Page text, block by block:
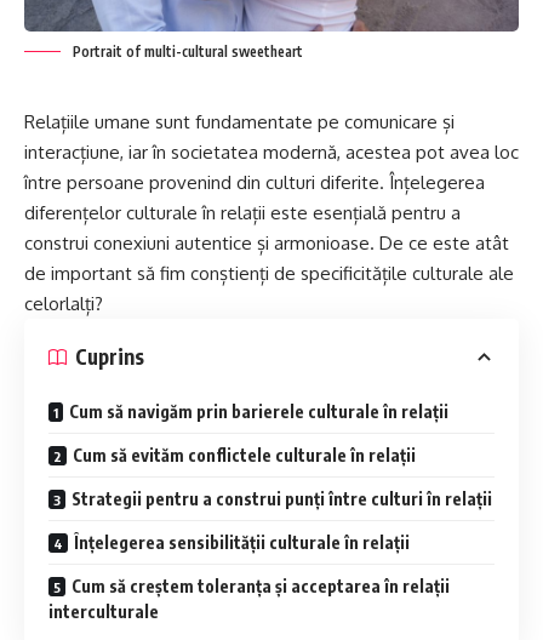
Portrait of multi-cultural sweetheart
Relațiile umane sunt fundamentate pe comunicare și
interacțiune, iar în societatea modernă, acestea pot avea loc
între persoane provenind din culturi diferite. Înțelegerea
diferențelor culturale în relații este esențială pentru a
construi conexiuni autentice și armonioase. De ce este atât
de important să fim conștienți de specificitățile culturale ale
celorlalți?
Cuprins
Cum să navigăm prin barierele culturale în relații
Cum să evităm conflictele culturale în relații
Strategii pentru a construi punți între culturi în relații
Înțelegerea sensibilității culturale în relații
Cum să creștem toleranța și acceptarea în relații
interculturale